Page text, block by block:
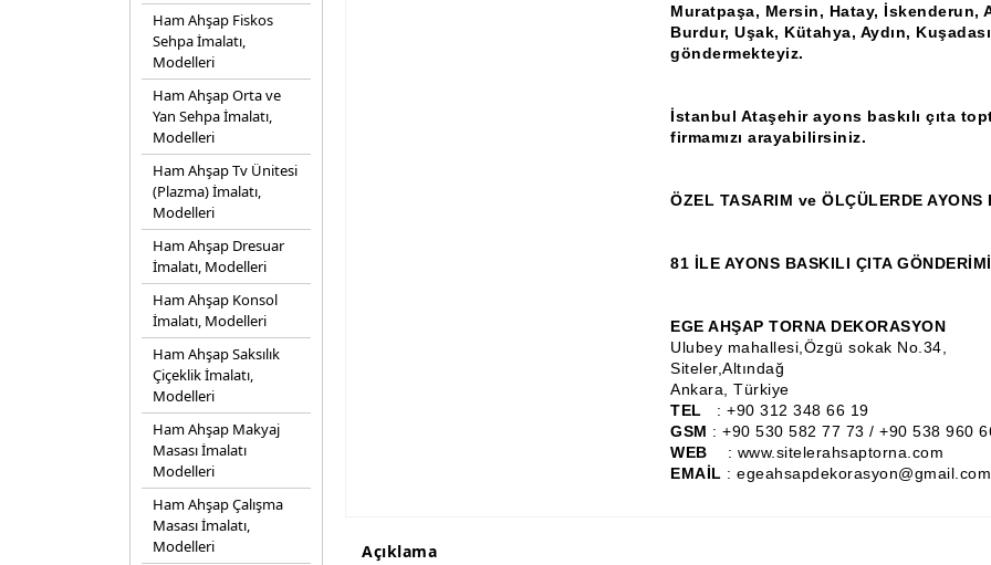
Ham Ahşap Fiskos
Sehpa İmalatı,
Modelleri
Ham Ahşap Orta ve
Yan Sehpa İmalatı,
Modelleri
Ham Ahşap Tv Ünitesi
(Plazma) İmalatı,
Modelleri
Ham Ahşap Dresuar
İmalatı, Modelleri
Ham Ahşap Konsol
İmalatı, Modelleri
Ham Ahşap Saksılık
Çiçeklik İmalatı,
Modelleri
Ham Ahşap Makyaj
Masası İmalatı
Modelleri
Ham Ahşap Çalışma
Masası İmalatı,
Modelleri
Muratpaşa, Mersin, Hatay, İskenderun,
Burdur, Uşak, Kütahya, Aydın,
göndermekteyiz.
İstanbul Ataşehir ayons baskılı çıta
firmamızı arayabilirsiniz.
ÖZEL TASARIM ve ÖLÇÜLERDE
81 İLE AYONS BASKILI ÇITA
EGE AHŞAP TORNA DEKORASYON
Ulubey mahallesi,Özgü sokak No.34,
Siteler,Altındağ
Ankara, Türkiye
TEL : +90 312 348 66 19
GSM : +90 530 582 77 73 / +90 538 960
WEB : www.sitelerahsaptorna.com
EMAİL : egeahsapdekorasyon@gmail.com
Açıklama